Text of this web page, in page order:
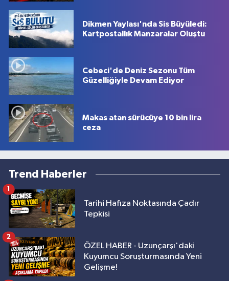
Dikmen Yaylası'nda Sis Büyüledi:
Kartpostallık Manzaralar Oluştu
Cebeci'de Deniz Sezonu Tüm
Güzelliğiyle Devam Ediyor
Makas atan sürücüye 10 bin lira
ceza
Trend Haberler
Tarihi Hafıza Noktasında Çadır
Tepkisi
1
ÖZEL HABER - Uzunçarşı'daki
Kuyumcu Soruşturmasında Yeni
Gelişme!
2